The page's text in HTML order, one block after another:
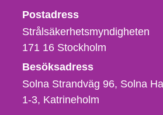
Strålsäkerhetsmyndigheten
Postadress
Strålsäkerhetsmyndigheten
171 16 Stockholm
Besöksadress
Solna Strandväg 96, Solna
1-3 Katrineholm